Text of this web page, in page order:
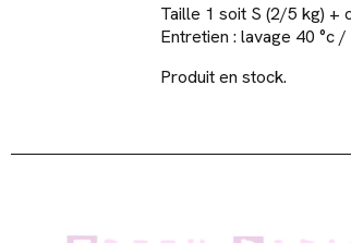
Taille 1 soit S (2/5 kg) +
Entretien : lavage 40 °c
Produit en stock.